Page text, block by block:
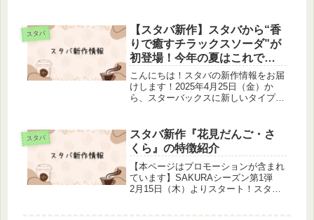
キ"オペラ"をイメージした2つのプレ
ミアムなフラペチーノが、待望の登場
で...
スタバ
【スタバ新作】スタバから“香
りで癒すチラックスソーダ”が
初登場！今年の夏はこれで決
まり！
こんにちは！スタバの新作情報をお届
けします！2025年4月25日（金）か
ら、スターバックスに新しいタイプの
く。」をコンセプトにした、これから
の季節にぴったりの爽やかなドリン...
スタバ
スタバ新作『花見だんご・さ
くら』の特徴紹介
【本ページはプロモーションが含まれ
ています】SAKURAシーズン第1弾
2月15日（木）よりスタート！スター